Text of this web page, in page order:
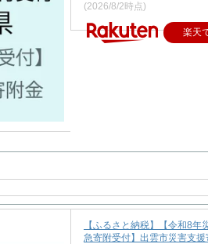
(2026/8/2時点)
楽天
【ふるさと納税】【令和8年
急寄附受付】出雲市災害支援